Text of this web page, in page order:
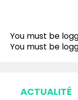
You must be
You must be
ACTUALITÉ